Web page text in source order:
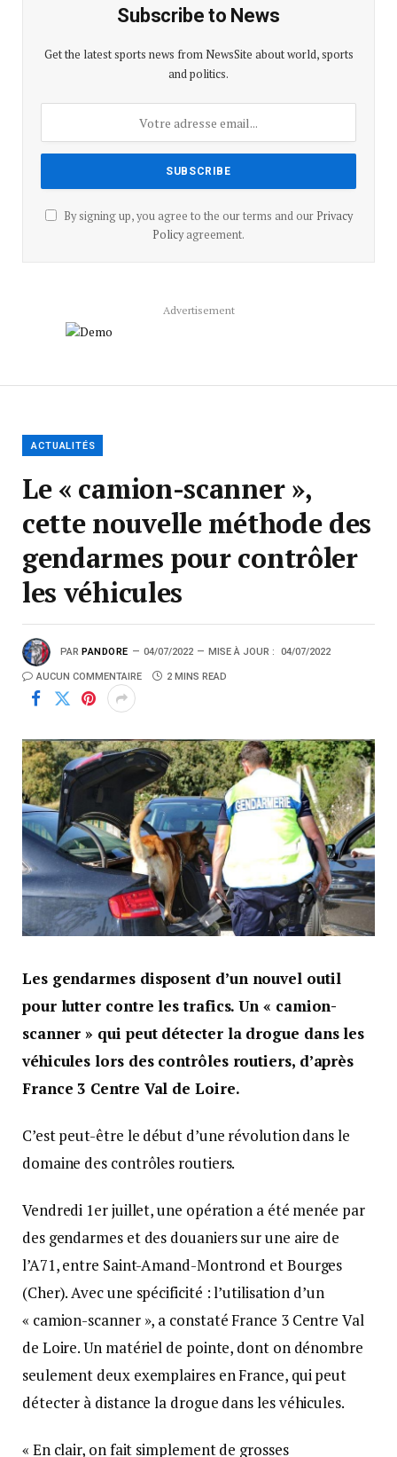
Subscribe to News
Get the latest sports news from NewsSite about world, sports
and politics.
By signing up, you agree to the our terms and our Privacy
Policyagreement.
Advertisement
ACTUALITÉS
Le « camion-scanner »,
cette nouvelle méthode des
gendarmes pour contrôler
les véhicules
PAR PANDORE 04/07/2022 MISE À JOUR : 04/07/2022
AUCUN COMMENTAIRE 2 MINS READ
Les gendarmes disposent d’un nouvel outil
pour lutter contre les trafics. Un « camion-
scanner » qui peut détecter la drogue dans les
véhicules lors des contrôles routiers, d’après
France 3 Centre Val de Loire.
C’est peut-être le début d’une révolution dans le
domaine des contrôles routiers.
Vendredi 1er juillet, une opération a été menée par
des gendarmes et des douaniers sur une aire de
l’A71, entre Saint-Amand-Montrond et Bourges
(Cher). Avec une spécificité : l’utilisation d’un
« camion-scanner », a constaté France 3 Centre Val
de Loire. Un matériel de pointe, dont on dénombre
seulement deux exemplaires en France, qui peut
détecter à distance la drogue dans les véhicules.
« En clair, on fait simplement de grosses